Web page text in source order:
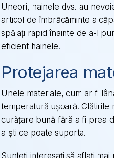
Uneori, hainele dvs. au
articol de îmbrăcăminte a
spălați rapid înainte de a-l
eficient hainele.
Protejarea
Unele materiale, cum ar fi
temperatură ușoară. Clătirile
curățare bună fără a fi prea
a ști ce poate suporta.
Sunteți interesați să aflați